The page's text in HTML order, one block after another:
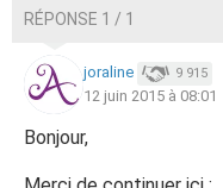
RÉPONSE 1 / 1
joraline 9 915
12 juin 2015 à 08:01
Bonjour,